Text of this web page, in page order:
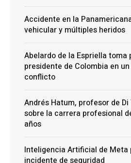
Accidente en la
vehicular y múltiples heridos
Abelardo de la Espriella toma
presidente de Colombia en
conflicto
Andrés Hatum, profesor de
sobre la carrera profesional
años
Inteligencia Artificial de Meta
incidente de seguridad